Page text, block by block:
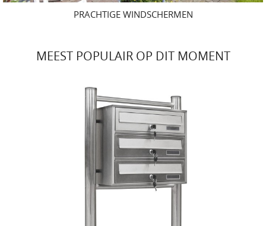
PRACHTIGE WINDSCHERMEN
MEEST POPULAIR OP DIT MOMENT